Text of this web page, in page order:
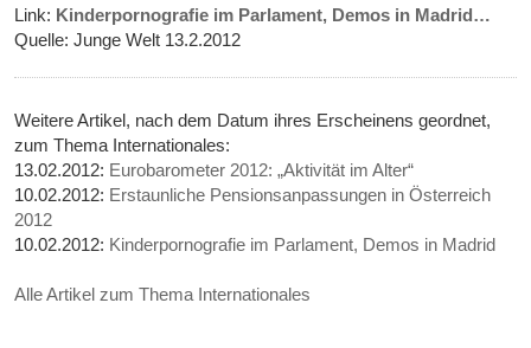
Link: Kinderpornografie im Parlament, Demos in Madrid…
Quelle: Junge Welt 13.2.2012
Weitere Artikel, nach dem Datum ihres Erscheinens geordnet,
zum Thema Internationales:
13.02.2012: Eurobarometer 2012: „Aktivität im Alter“
10.02.2012: Erstaunliche Pensionsanpassungen in Österreich
2012
10.02.2012: Kinderpornografie im Parlament, Demos in Madrid
Alle Artikel zum Thema Internationales